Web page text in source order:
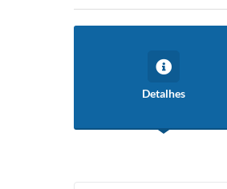
Detalhes